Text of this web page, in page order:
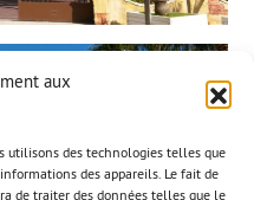
aux
utilisons des technologies telles que
des appareils. Le fait de
de traiter des données telles que le